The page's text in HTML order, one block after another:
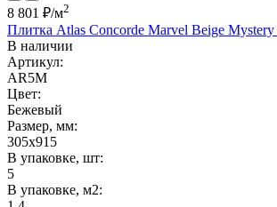
8 801 ₽/м2
Плитка Atlas Concorde Marvel Beige
В наличии
Артикул:
AR5M
Цвет:
Бежевый
Размер, мм:
305x915
В упаковке, шт:
5
В упаковке, м2: